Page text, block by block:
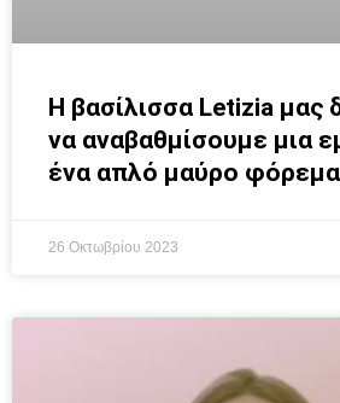
Η βασίλισσα Letizia μας
να αναβαθμίσουμε μια
ένα απλό μαύρο φόρεμα
26 Οκτωβρίου 2023